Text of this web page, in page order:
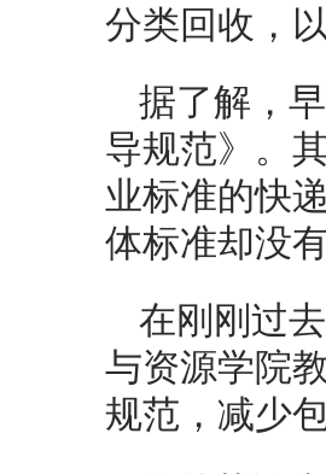
分类回收，
据了解，
导规范》。
业标准的快
体标准却没
在刚刚过
与资源学院
规范，减少